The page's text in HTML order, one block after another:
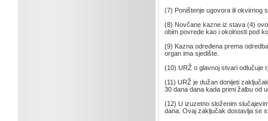
(7) Poništenje ugovora ili okvirnog
(8) Novčane kazne iz stava (4)
obim povrede kao i okolnosti pod
(9) Kazna određena prema
organ ima sjedište.
(10) URŽ o glavnoj stvari odlučuje
(11) URŽ je dužan donijeti
30 dana dana kada primi žalbu od
(12) U izuzetno složenim
dana. Ovaj zaključak dostavlja se